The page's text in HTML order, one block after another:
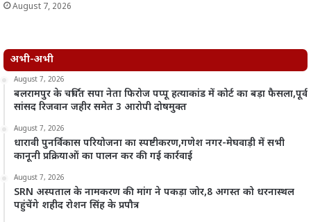
August 7, 2026
अभी-अभी
August 7, 2026
बलरामपुर के चर्चित सपा नेता फिरोज पप्पू हत्याकांड में कोर्ट का बड़ा फैसला,पूर्व
सांसद रिजवान जहीर समेत 3 आरोपी दोषमुक्त
August 7, 2026
धारावी पुनर्विकास परियोजना का स्पष्टीकरण,गणेश नगर-मेघवाड़ी में सभी
कानूनी प्रक्रियाओं का पालन कर की गई कार्रवाई
August 7, 2026
SRN अस्पताल के नामकरण की मांग ने पकड़ा जोर,8 अगस्त को धरनास्थल
पहुंचेंगे शहीद रोशन सिंह के प्रपौत्र